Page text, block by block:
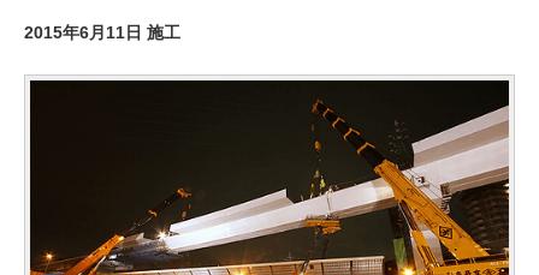
2015年6月11日 施工